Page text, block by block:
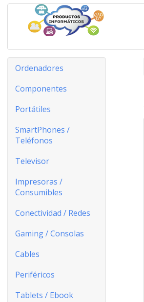
Ordenadores
Componentes
Portátiles
SmartPhones /
Teléfonos
Televisor
Impresoras /
Consumibles
Conectividad / Redes
Gaming / Consolas
Cables
Periféricos
Tablets / Ebook